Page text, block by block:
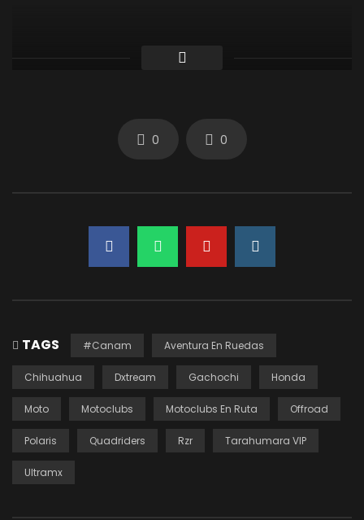
(Votos:
Promedio:0)
0
0
TAGS #Canam Aventura En Ruedas
Chihuahua Dxtream Gachochi Honda
Moto Motoclubs Motoclubs En Ruta Offroad
Polaris Quadriders Rzr Tarahumara VIP
Ultramx